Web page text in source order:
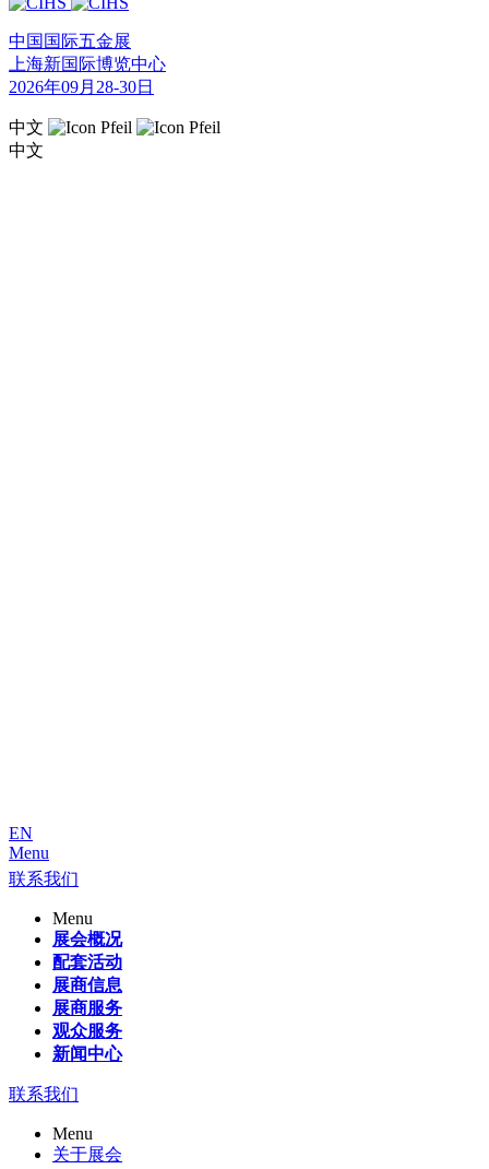
中国国际五金展
上海新国际博览中心
2026年09月28-30日
中文
中文
EN
Menu
联系我们
Menu
展会概况
配套活动
展商信息
展商服务
观众服务
新闻中心
联系我们
Menu
关于展会